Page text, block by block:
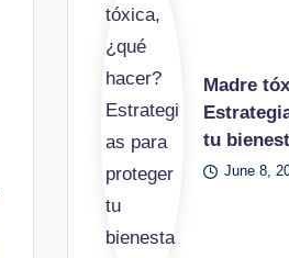
Madre
tu
June 8,